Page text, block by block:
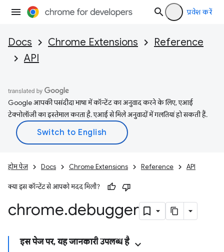
प्रवेश करें
Docs Chrome Extensions
Reference
API
Google आपकी पसंदीदा भाषा में कॉन्टेंट का अनुवाद करने के लिए, एआई
टेक्नोलॉजी का इस्तेमाल करता है. एआई से मिले अनुवादों में गलतियां हो सकती हैं.
होम पेज Docs Chrome Extensions Reference API
क्या इस कॉन्टेंट से आपको मदद मिली?
chrome.debugger
इस पेज पर, यह जानकारी उपलब्ध है